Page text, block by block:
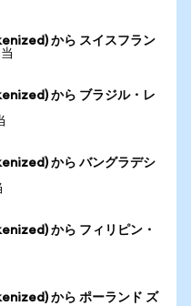
から スイスフラン
から ブラジル・レ
から バングラデシ
から フィリピン・
から ポーランド ズ